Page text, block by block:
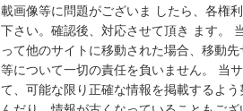
載画像等に問題がございま したら、各権
下さい。確認後、対応させて頂き ます。
って他のサイトに移動された場合、移動
等について一切の責任を負いません。 当
て、可能な限り正確な情報を掲載するよ